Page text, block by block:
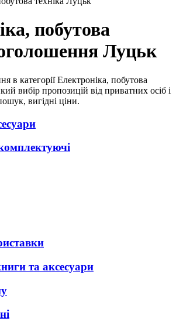
побутова
Луцьк
в категорії Електроніка, побутова
вибір пропозицій від приватних осіб і
вигідні ціни.
та аксесуари